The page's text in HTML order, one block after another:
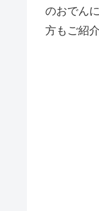
のおでん
方もご紹